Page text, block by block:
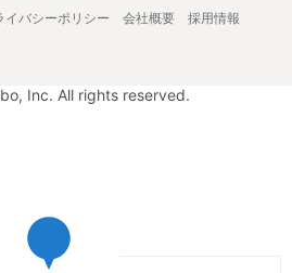
イバシーポリシー 会社概要
採用情報
Inc. All rights reserved.